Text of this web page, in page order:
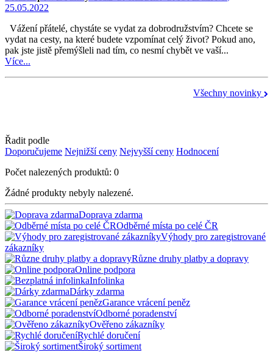
25.05.2022
Vážení přátelé, chystáte se vydat za dobrodružstvím? Chcete se
vydat na cesty, na které budete vzpomínat celý život? Pokud ano,
pak jste jistě přemýšleli nad tím, co nesmí chybět ve vaší...
Více...
Všechny novinky
Řadit podle
Doporučujeme Nejnižší ceny Nejvyšší ceny Hodnocení
Počet nalezených produktů: 0
Žádné produkty nebyly nalezené.
Doprava zdarma
Odběrné místa po celé ČR
Výhody pro zaregistrované
zákazníky
Různe druhy platby a dopravy
Online podpora
Infolinka
Dárky zdarma
Garance vrácení peněz
Odborné poradenství
Ověřeno zákazníky
Rychlé doručení
Široký sortiment